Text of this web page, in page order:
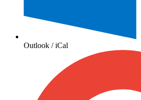
Outlook / iCal